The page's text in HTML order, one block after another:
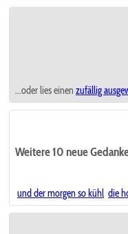
...oder lies einen zufällig
Weitere 10 neue
und der morgen so kühl die